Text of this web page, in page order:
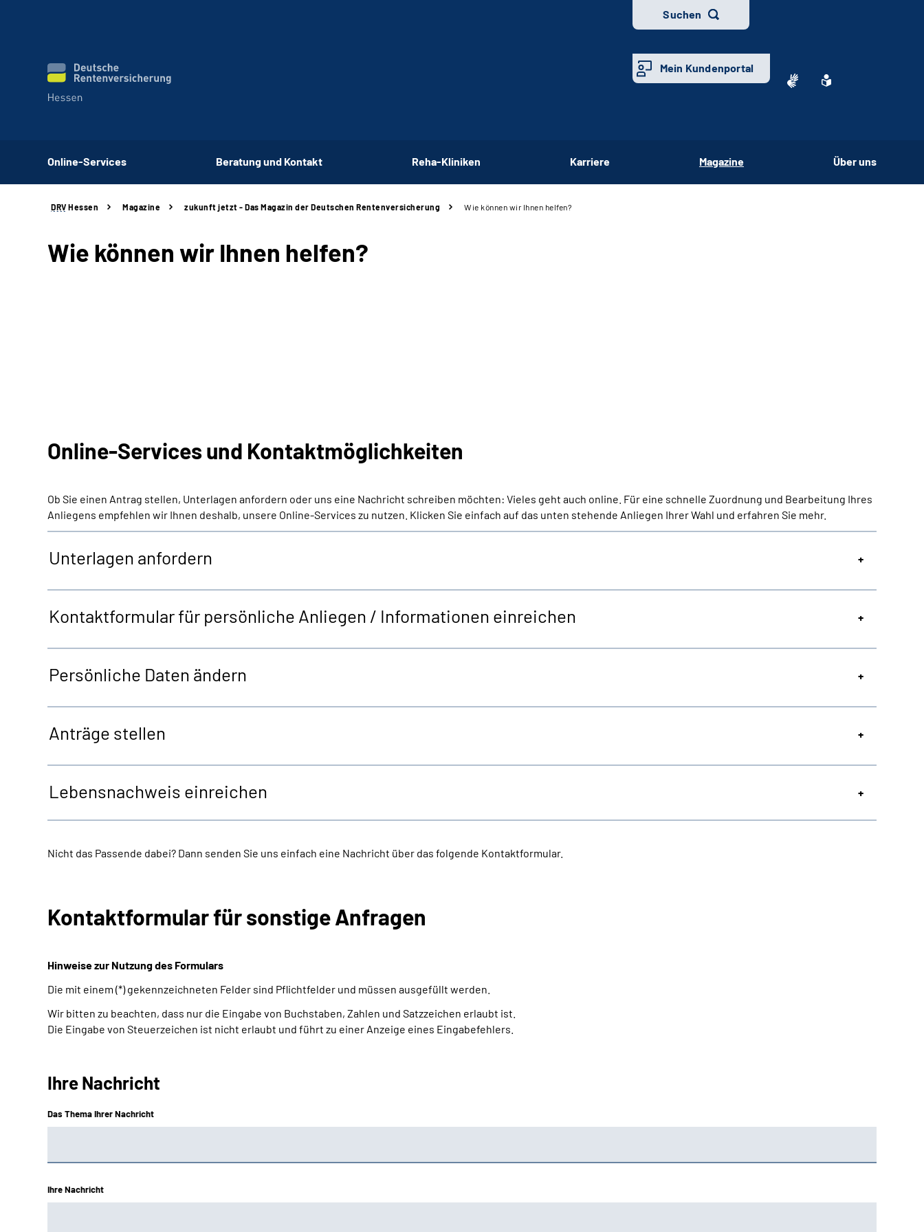
Suchen
Mein Kundenportal
Online-Services Beratung und Kontakt Reha-Kliniken Karriere Magazine Über uns
DRV Hessen Magazine zukunft jetzt - Das Magazin der Deutschen Rentenversicherung Wie können wir Ihnen helfen?
Wie können wir Ihnen helfen?
Online-Services und Kontaktmöglichkeiten
Ob Sie einen Antrag stellen, Unterlagen anfordern oder uns eine Nachricht schreiben möchten: Vieles geht auch online. Für eine schnelle Zuordnung und Bearbeitung Ihres
Anliegens empfehlen wir Ihnen deshalb, unsere Online-Services zu nutzen. Klicken Sie einfach auf das unten stehende Anliegen Ihrer Wahl und erfahren Sie mehr.
Unterlagen anfordern
Kontaktformular für persönliche Anliegen / Informationen einreichen
Persönliche Daten ändern
Anträge stellen
Lebensnachweis einreichen
Nicht das Passende dabei? Dann senden Sie uns einfach eine Nachricht über das folgende Kontaktformular.
Kontaktformular für sonstige Anfragen
Hinweise zur Nutzung des Formulars
Die mit einem (*) gekennzeichneten Felder sind Pflichtfelder und müssen ausgefüllt werden.
Wir bitten zu beachten, dass nur die Eingabe von Buchstaben, Zahlen und Satzzeichen erlaubt ist.
Die Eingabe von Steuerzeichen ist nicht erlaubt und führt zu einer Anzeige eines Eingabefehlers.
Ihre Nachricht
Das Thema Ihrer Nachricht
Ihre Nachricht